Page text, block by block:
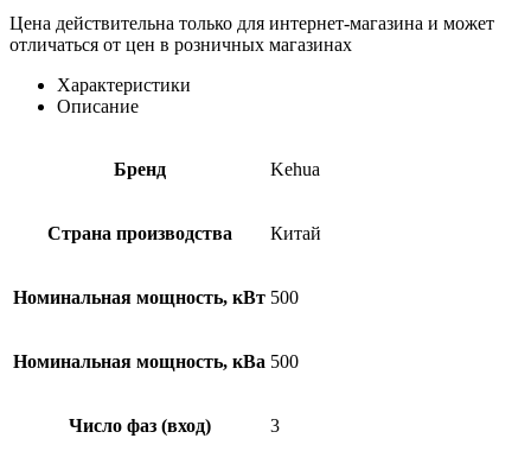
Цена действительна только для интернет-магазина и может
отличаться от цен в розничных магазинах
Характеристики
Описание
Бренд Kehua
Страна производства Китай
Номинальная мощность, кВт 500
Номинальная мощность, кВа 500
Число фаз (вход) 3